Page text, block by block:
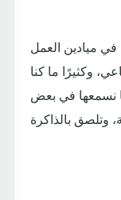
ميادين العمل
وكثيرًا ما كنا
نسمعها في بعض